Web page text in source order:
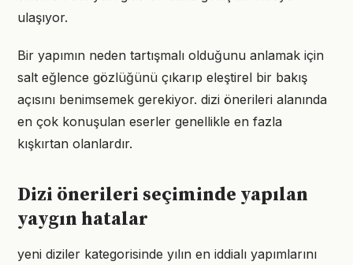
ulaşıyor.
Bir yapımın neden tartışmalı olduğunu anlamak için
salt eğlence gözlüğünü çıkarıp eleştirel bir bakış
açısını benimsemek gerekiyor. dizi önerileri alanında
en çok konuşulan eserler genellikle en fazla
kışkırtan olanlardır.
Dizi önerileri seçiminde yapılan
yaygın hatalar
yeni diziler kategorisinde yılın en iddialı yapımlarını